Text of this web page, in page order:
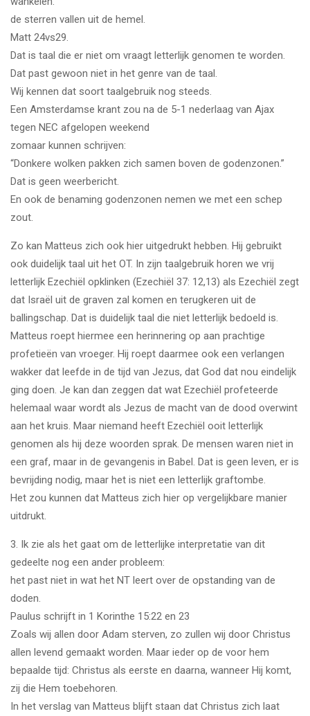
de sterren vallen uit de hemel.
Matt 24vs29.
Dat is taal die er niet om vraagt letterlijk genomen te worden.
Dat past gewoon niet in het genre van de taal.
Wij kennen dat soort taalgebruik nog steeds.
Een Amsterdamse krant zou na de 5-1 nederlaag van Ajax
tegen NEC afgelopen weekend
zomaar kunnen schrijven:
“Donkere wolken pakken zich samen boven de godenzonen.”
Dat is geen weerbericht.
En ook de benaming godenzonen nemen we met een schep
zout.
Zo kan Matteus zich ook hier uitgedrukt hebben. Hij gebruikt
ook duidelijk taal uit het OT. In zijn taalgebruik horen we vrij
letterlijk Ezechiël opklinken (Ezechiël 37: 12,13) als Ezechiël zegt
dat Israël uit de graven zal komen en terugkeren uit de
ballingschap. Dat is duidelijk taal die niet letterlijk bedoeld is.
Matteus roept hiermee een herinnering op aan prachtige
profetieën van vroeger. Hij roept daarmee ook een verlangen
wakker dat leefde in de tijd van Jezus, dat God dat nou eindelijk
ging doen. Je kan dan zeggen dat wat Ezechiël profeteerde
helemaal waar wordt als Jezus de macht van de dood overwint
aan het kruis. Maar niemand heeft Ezechiël ooit letterlijk
genomen als hij deze woorden sprak. De mensen waren niet in
een graf, maar in de gevangenis in Babel. Dat is geen leven, er is
bevrijding nodig, maar het is niet een letterlijk graftombe.
Het zou kunnen dat Matteus zich hier op vergelijkbare manier
uitdrukt.
3. Ik zie als het gaat om de letterlijke interpretatie van dit
gedeelte nog een ander probleem:
het past niet in wat het NT leert over de opstanding van de
doden.
Paulus schrijft in 1 Korinthe 15:22 en 23
Zoals wij allen door Adam sterven, zo zullen wij door Christus
allen levend gemaakt worden. Maar ieder op de voor hem
bepaalde tijd: Christus als eerste en daarna, wanneer Hij komt,
zij die Hem toebehoren.
In het verslag van Matteus blijft staan dat Christus zich laat